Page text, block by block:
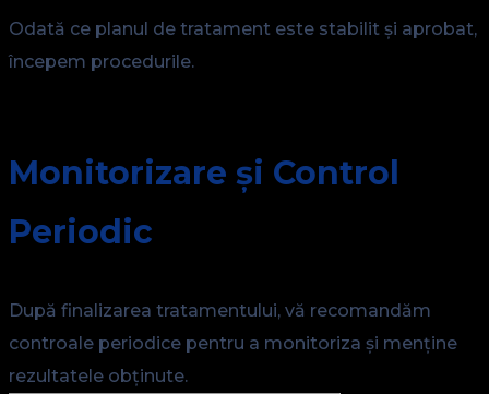
Odată ce planul de tratament este stabilit și aprobat,
începem procedurile.
Monitorizare și Control
Periodic
După finalizarea tratamentului, vă recomandăm
controale periodice pentru a monitoriza și menține
rezultatele obținute.